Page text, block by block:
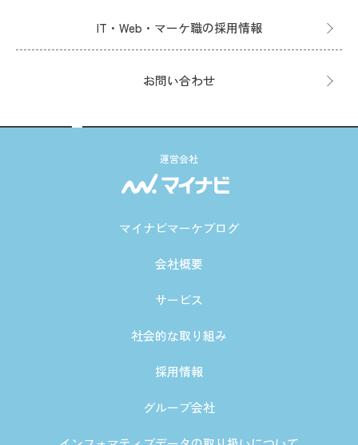
IT・Web・マーケ職の採用情報
お問い合わせ
運営会社
マイナビマーケブログ
会社概要
サービス
社会的な取り組み
採用情報
グループ会社